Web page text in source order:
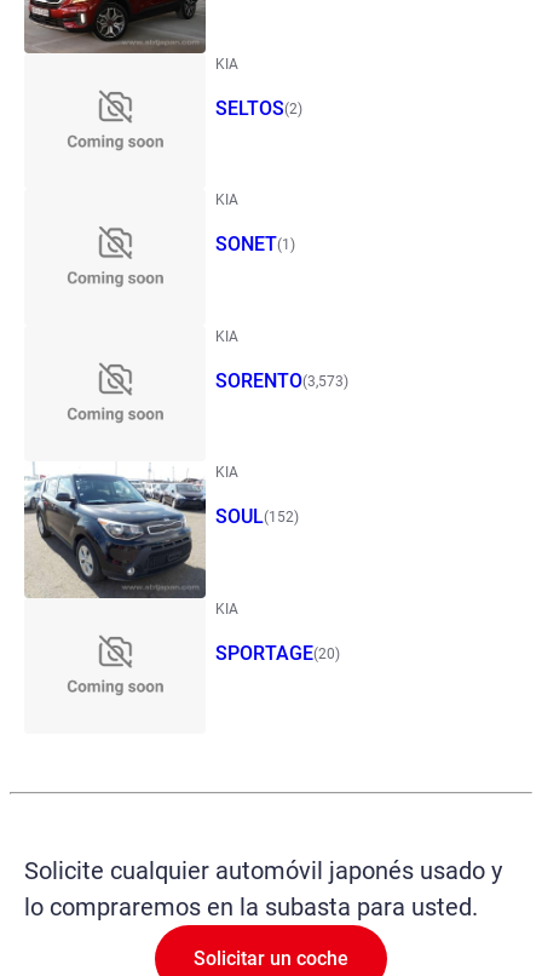
KIA
SELTOS(2)
KIA
SONET(1)
KIA
SORENTO(3,573)
KIA
SOUL(152)
KIA
SPORTAGE(20)
Solicite cualquier automóvil japonés usado y
lo compraremos en la subasta para usted.
Solicitar un coche